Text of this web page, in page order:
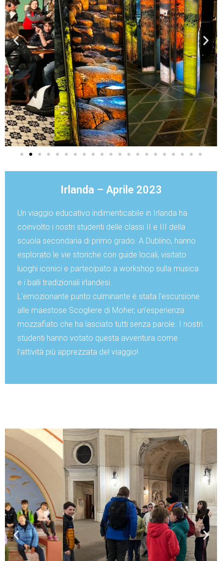
Irlanda – Aprile 2023
Un viaggio educativo indimenticabile in Irlanda ha
coinvolto i nostri studenti delle classi II e III della
scuola secondaria di primo grado. A Dublino, hanno
esplorato le vie storiche con guide locali, visitato
luoghi iconici e partecipato a workshop sulla musica
e i balli tradizionali irlandesi.
L’emozionante punto culminante è stata l’escursione
alle maestose Scogliere di Moher, un’esperienza
mozzafiato che ha lasciato tutti senza parole. I nostri
studenti hanno votato questa avventura come
l’attività più apprezzata del viaggio!